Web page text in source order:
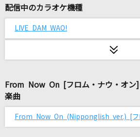
旅路
藤井 風
[生音]ボクノート
スキマスイッチ
[生音]ただ君に晴れ
配信中のカラオケ機種
LIVE DAM WAO!
From Now On [フロム・ナウ・オン]
楽曲
From Now On (Nipponglish ver.) [フ